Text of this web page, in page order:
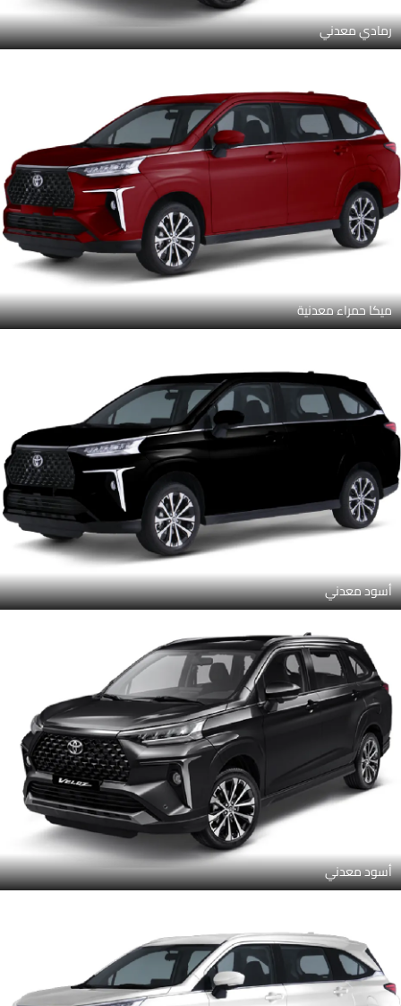
رمادي معدني
ميكا حمراء معدنية
أسود معدني
أسود معدني